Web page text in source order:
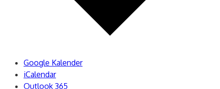
Google Kalender
iCalendar
Outlook 365